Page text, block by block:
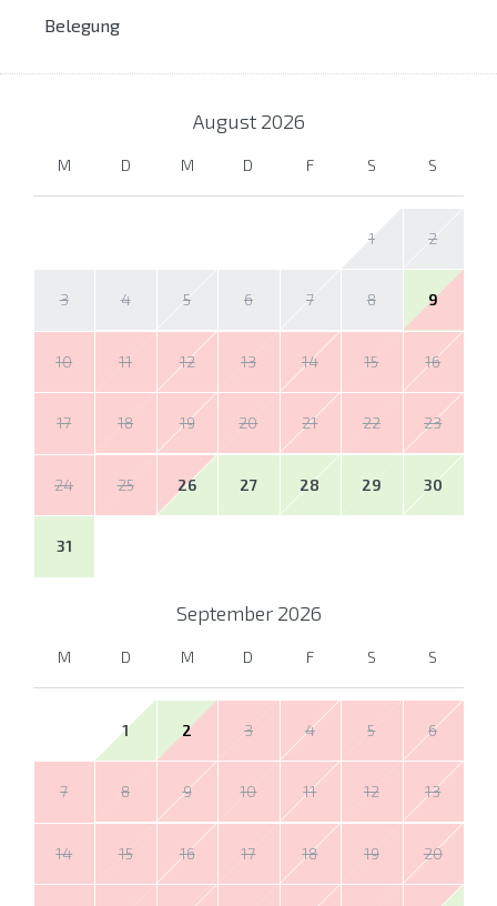
Belegung
August 2026
M D M D F S S
1 2
3 4 5 6 7 8 9
10 11 12 13 14 15 16
17 18 19 20 21 22 23
24 25 26 27 28 29 30
31
September 2026
M D M D F S S
1 2 3 4 5 6
7 8 9 10 11 12 13
14 15 16 17 18 19 20